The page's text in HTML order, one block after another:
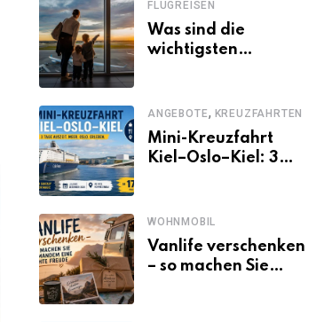
Santorini, Gardasee
& Co.
FLUGREISEN
Was sind die
wichtigsten
ANGEBOTE, KREUZFAHRTEN
Mini-Kreuzfahrt
Kiel–Oslo–Kiel: 3
WOHNMOBIL
Vanlife verschenken
– so machen Sie